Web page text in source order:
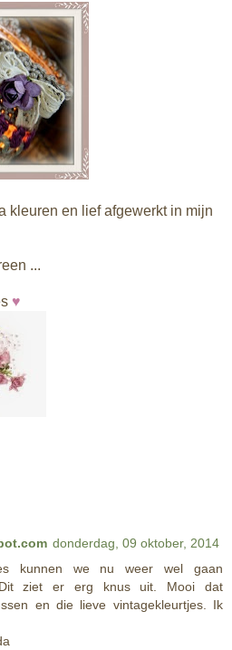
kleuren en lief afgewerkt in mijn
...
♥
donderdag, 09 oktober, 2014
kunnen we nu weer wel gaan
Dit ziet er erg knus uit. Mooi dat
en die lieve vintagekleurtjes. Ik